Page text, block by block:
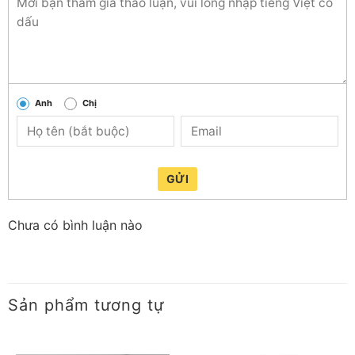
trước ngày 01/11/2022 đều được bảo hành động cơ
máy nén 10 năm.
Anh Chị
GỬI
Chưa có bình luận nào
Sản phẩm tương tự